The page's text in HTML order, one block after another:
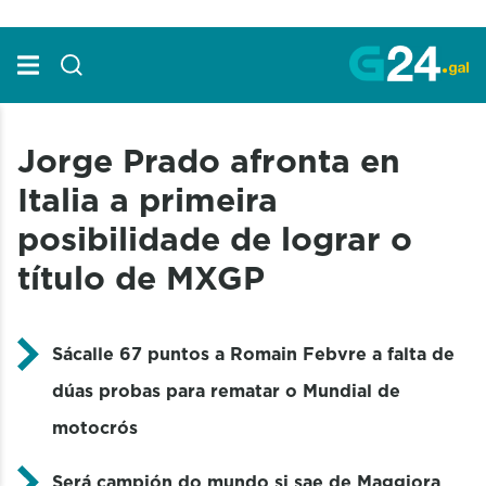
Jorge Prado afronta en
Italia a primeira
posibilidade de lograr o
título de MXGP
Sácalle 67 puntos a Romain Febvre a falta de
dúas probas para rematar o Mundial de
motocrós